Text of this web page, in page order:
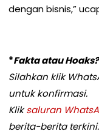
dengan bisnis,”
*Fakta atau Hoaks?
Silahkan klik
untuk konfirmasi.
Kliksaluran
berita-berita terkini.